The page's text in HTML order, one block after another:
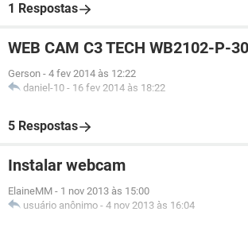
1 Respostas
WEB CAM C3 TECH WB2102-P-
Gerson - 4 fev 2014 às 12:22
daniel-10 - 16 fev 2014 às 18:22
5 Respostas
Instalar webcam
ElaineMM - 1 nov 2013 às 15:00
usuário anônimo - 4 nov 2013 às 16:04